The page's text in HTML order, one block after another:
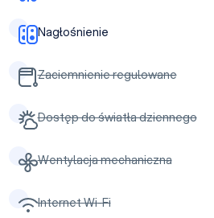
Nagłośnienie
Zaciemnienie regulowane
Dostęp do światła dziennego
Wentylacja mechaniczna
Internet Wi-Fi